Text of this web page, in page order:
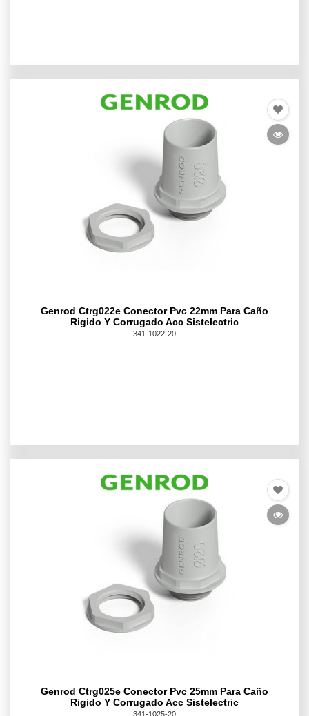
Genrod Ctrg022e Conector Pvc 22mm Para Caño
Rigido Y Corrugado Acc Sistelectric
341-1022-20
Genrod Ctrg025e Conector Pvc 25mm Para Caño
Rigido Y Corrugado Acc Sistelectric
341-1025-20